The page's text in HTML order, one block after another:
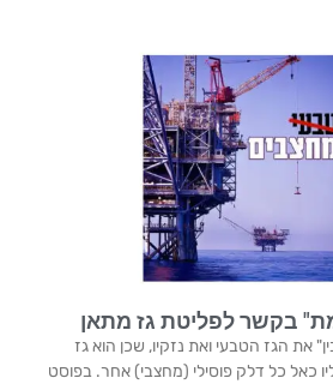
בקשר לפליטת גז מתאן​
את הגז הטבעי ואת נזקיו, שכן הוא גז
כאל כל דלק פוסילי (מחצבי) אחר. בפוסט